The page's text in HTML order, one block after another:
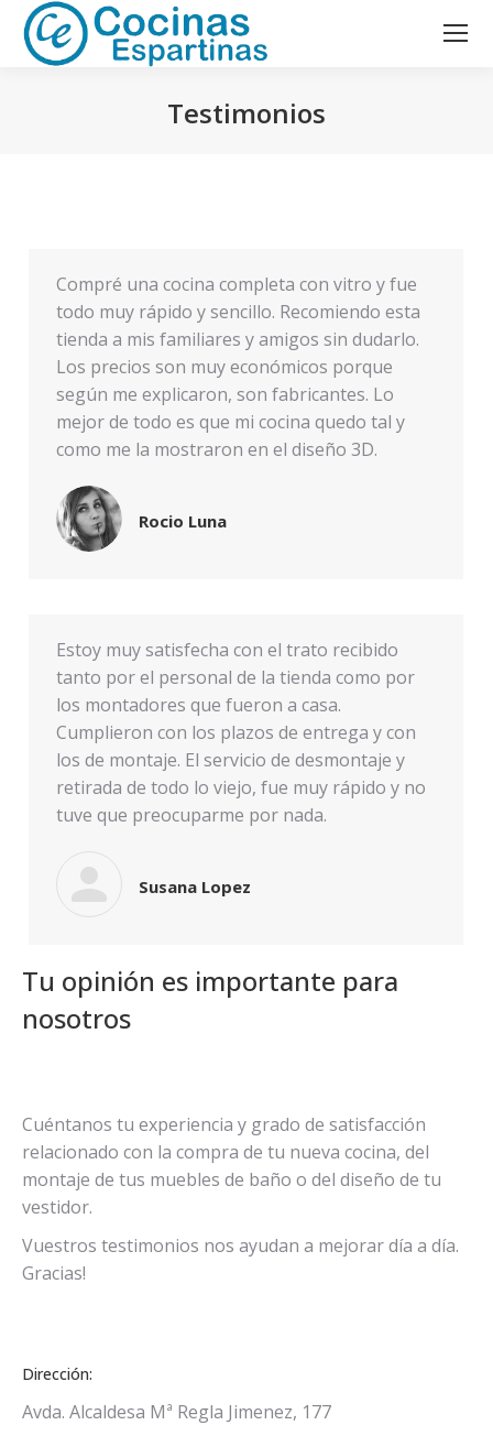
Testimonios
Compré una cocina completa con vitro y fue
todo muy rápido y sencillo. Recomiendo esta
tienda a mis familiares y amigos sin dudarlo.
Los precios son muy económicos porque
según me explicaron, son fabricantes. Lo
mejor de todo es que mi cocina quedo tal y
como me la mostraron en el diseño 3D.
Rocio Luna
Estoy muy satisfecha con el trato recibido
tanto por el personal de la tienda como por
los montadores que fueron a casa.
Cumplieron con los plazos de entrega y con
los de montaje. El servicio de desmontaje y
retirada de todo lo viejo, fue muy rápido y no
tuve que preocuparme por nada.
Susana Lopez
Tu opinión es importante para
nosotros
Cuéntanos tu experiencia y grado de satisfacción
relacionado con la compra de tu nueva cocina, del
montaje de tus muebles de baño o del diseño de tu
vestidor.
Vuestros testimonios nos ayudan a mejorar día a día.
Gracias!
Dirección:
Avda. Alcaldesa Mª Regla Jimenez, 177